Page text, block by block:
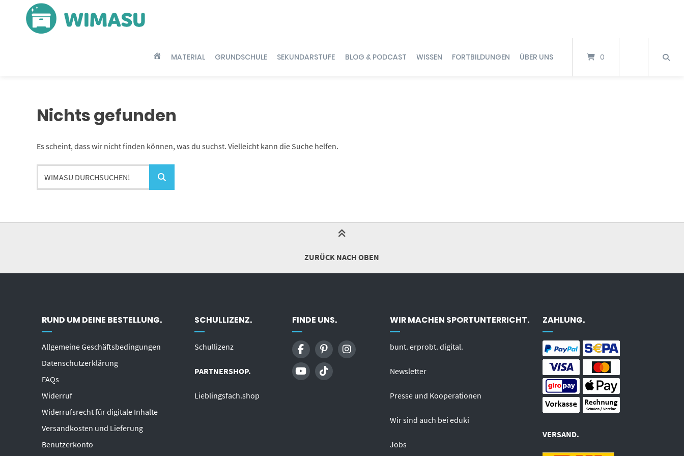
HOMEMATERIAL GRUNDSCHULE SEKUNDARSTUFE BLOG & PODCAST WISSEN FORTBILDUNGEN ÜBER UNS 0
Nichts gefunden
Es scheint, dass wir nicht finden können, was du suchst. Vielleicht kann die Suche helfen.
durchsuchen!
ZURÜCK NACH OBEN
RUND UM DEINE BESTELLUNG.
Allgemeine Geschäftsbedingungen
Datenschutzerklärung
FAQs
Widerruf
Widerrufsrecht für digitale Inhalte
Versandkosten und Lieferung
Benutzerkonto
SCHULLIZENZ.
Schullizenz
PARTNERSHOP.
Lieblingsfach.shop
FINDE UNS. WIR MACHEN SPORTUNTERRICHT.
bunt. erprobt. digital.
Newsletter
Presse und Kooperationen
Wir sind auch bei eduki
Jobs
ZAHLUNG.
VERSAND.